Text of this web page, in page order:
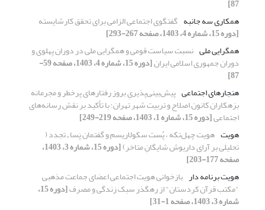
87]
همکاری سه جانبه گفتگوی اجتماعی الزامی برای تحقق کارشایسته
[دوره 15، شماره 4، 1403، صفحه 267-293]
همگرایی ملی نسبت سیاست قومی و همگرایی ملی در دوران پهلوی و
دوران جمهوری اسلامی ایران [دوره 15، شماره 4، 1403، صفحه 59-
87]
هنجارهای اجتماعی پیش‌بینی‌پذیریِ‌ بروز رفتارهای پرخطر و مجرمانه
بزهکاران کانون اصلاح و تربیت شهر تهران؛ با تأکید بر نقش رسانه‌های
اجتماعی[دوره 15، شماره 1، 1403، صفحه 219-249]
هویت هویت چهل‌تکه ، پُست سکولاریسم و گفتمان پَسا ـ تجدد (
تحلیلی بر آرای داریوش شایگانِ متاخر) [دوره 15، شماره 3، 1403،
صفحه 177-203]
هویت برنامه دار بازخوانی هویت اجتماعی اعضای جماعت مذهبی
"مکتب قرآن کردستان" از رهگذر سبک زندگی و مصرف [دوره 15،
شماره 3، 1403، صفحه 1-31]